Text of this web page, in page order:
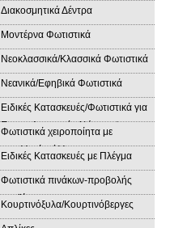
Διακοσμητικά Δέντρα
Μοντέρνα Φωτιστικά
Νεοκλασσικά/Κλασσικά Φωτιστικά
Νεανικά/Εφηβικά Φωτιστικά
Ειδικές Κατασκευές/Φωτιστικά για
Επαγγελματικούς Χώρους/
Παραδοσιακά Φωτιστικά
Φωτιστικά χειροποίητα με
μεταλλικά φύλλα
Ειδικές Κατασκευές με Πλέγμα
Φωτιστικά πινάκων-προβολής
προϊόντων
Κουρτινόξυλα/Κουρτινόβεργες